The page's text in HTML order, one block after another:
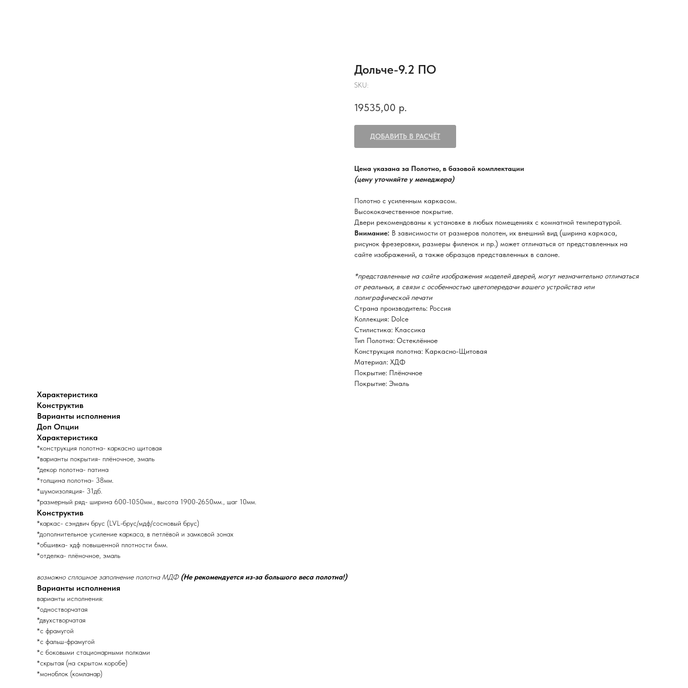
Дольче-9.2 ПО
SKU:
19535,00 р.
ДОБАВИТЬ В РАСЧЁТ
Цена указана за Полотно, в базовой комплектации
(цену уточняйте у менеджера)
Полотно с усиленным каркасом.
Высококачественное покрытие.
Двери рекомендованы к установке в любых помещениях с комнатной температурой.
Внимание: В зависимости от размеров полотен, их внешний вид (ширина каркаса,
рисунок фрезеровки, размеры филенок и пр.) может отличаться от представленных на
сайте изображений, а также образцов представленных в салоне.
*представленные на сайте изображения моделей дверей, могут незначительно отличаться
от реальных, в связи с особенностью цветопередачи вашего устройства или
полиграфической печати
Страна производитель: Россия
Коллекция: Dolce
Стилистика: Классика
Тип Полотна: Остеклённое
Конструкция полотна: Каркасно-Щитовая
Материал: ХДФ
Покрытие: Плёночное
Покрытие: Эмаль
Характеристика
Конструктив
Варианты исполнения
Доп Опции
Характеристика
*конструкция полотна- каркасно щитовая
*варианты покрытия- плёночное, эмаль
*декор полотна- патина
*толщина полотна- 38мм.
*шумоизоляция- 31дб.
*размерный ряд- ширина 600-1050мм., высота 1900-2650мм., шаг 10мм.
Конструктив
*каркас- сэндвич брус (LVL-брус/мдф/сосновый брус)
*дополнительное усиление каркаса, в петлёвой и замковой зонах
*обшивка- хдф повышенной плотности 6мм.
*отделка- плёночное, эмаль
возможно сплошное заполнение полотна МДФ (Не рекомендуется из-за большого веса полотна!)
Варианты исполнения
варианты исполнения:
*одностворчатая
*двухстворчатая
*с фрамугой
*с фальш-фрамугой
*с боковыми стационарными полками
*скрытая (на скрытом коробе)
*моноблок (комланар)